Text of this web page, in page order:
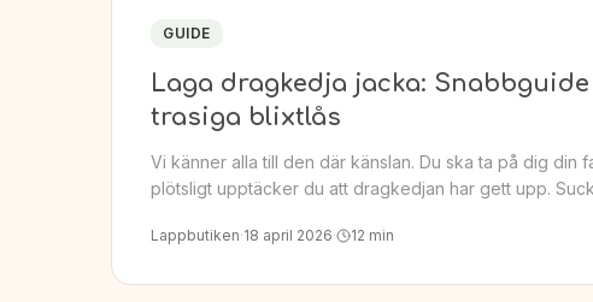
GUIDE
Laga dragkedja jacka:
trasiga blixtlås
Vi känner alla till den där känslan. Du ska ta på dig din
plötsligt upptäcker du att dragkedjan har gett upp.
Lappbutiken·18 april 2026· 12 min